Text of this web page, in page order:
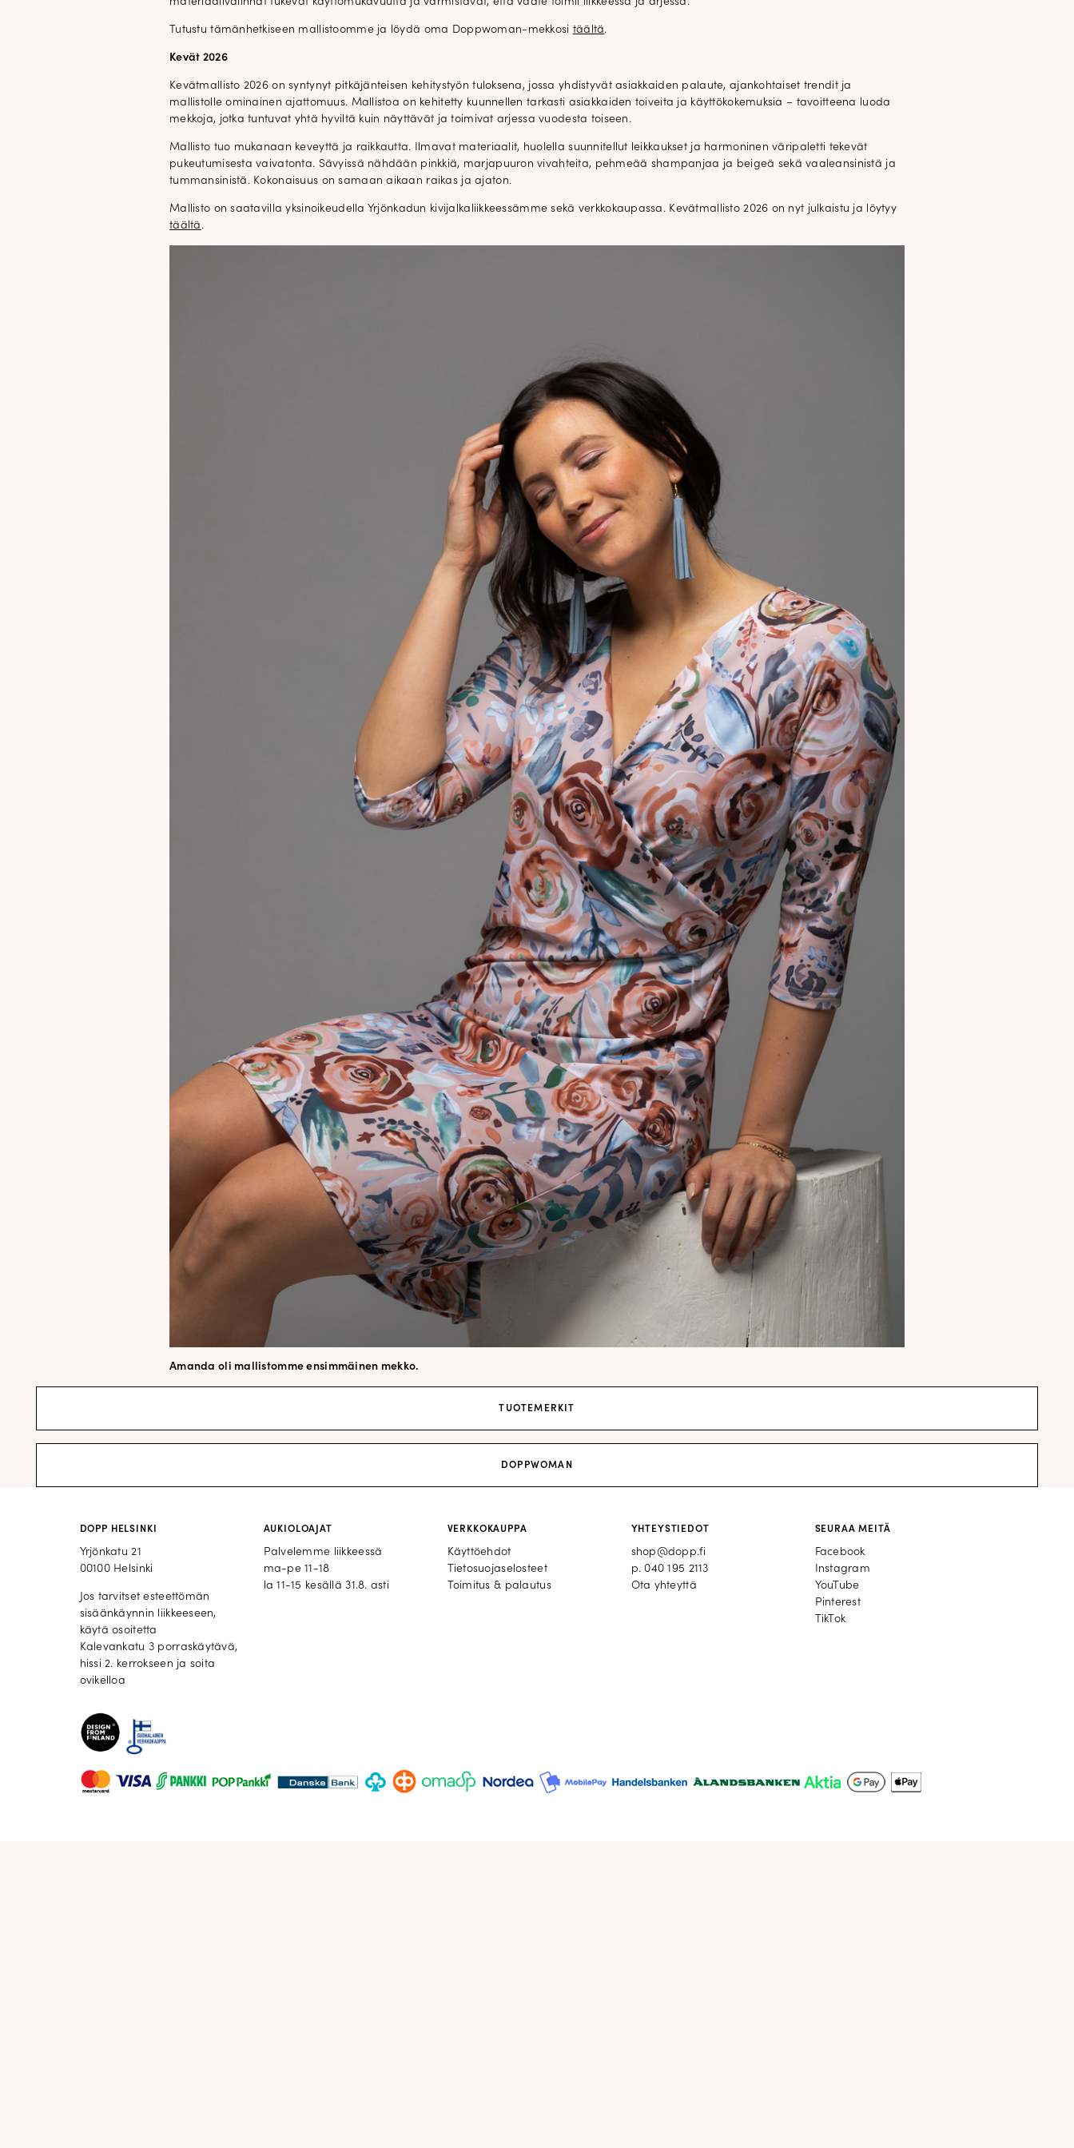
Tutustu tämänhetkiseen mallistoomme ja löydä oma Doppwoman-mekkosi täältä.
Kevät 2026
Kevätmallisto 2026 on syntynyt pitkäjänteisen kehitystyön tuloksena, jossa yhdistyvät asiakkaiden palaute, ajankohtaiset trendit ja
mallistolle ominainen ajattomuus. Mallistoa on kehitetty kuunnellen tarkasti asiakkaiden toiveita ja käyttökokemuksia – tavoitteena luoda
mekkoja, jotka tuntuvat yhtä hyviltä kuin näyttävät ja toimivat arjessa vuodesta toiseen.
Mallisto tuo mukanaan keveyttä ja raikkautta. Ilmavat materiaalit, huolella suunnitellut leikkaukset ja harmoninen väripaletti tekevät
pukeutumisesta vaivatonta. Sävyissä nähdään pinkkiä, marjapuuron vivahteita, pehmeää shampanjaa ja beigeä sekä vaaleansinistä ja
tummansinistä. Kokonaisuus on samaan aikaan raikas ja ajaton.
Mallisto on saatavilla yksinoikeudella Yrjönkadun kivijalkaliikkeessämme sekä verkkokaupassa. Kevätmallisto 2026 on nyt julkaistu ja löytyy
täältä .
Amanda oli mallistomme ensimmäinen mekko.
TUOTEMERKIT
DOPPWOMAN
DOPP HELSINKI
Yrjönkatu 21
00100 Helsinki
Jos tarvitset esteettömän
sisäänkäynnin liikkeeseen,
käytä osoitetta
Kalevankatu 3 porraskäytävä,
hissi 2. kerrokseen ja soita
ovikelloa
AUKIOLOAJAT
Palvelemme liikkeessä
ma-pe 11-18
la 11-15 kesällä 31.8. asti
VERKKOKAUPPA
Käyttöehdot
Tietosuojaselosteet
Toimitus & palautus
YHTEYSTIEDOT
shop@dopp.fi
p.040 195 2113
Ota yhteyttä
SEURAA MEITÄ
Facebook
Facebook
Instagram
Instagram
YouTube
YouTube
Pinterest
Pinterest
TikTok
TikTok
DOPP tyylikirje!
Tilaa tyylikirje ja inspiroidu ajattomasta
tyylistä sekä uusista näkökulmista
pukeutumiseen — arkeen ja juhlaan. Uutiset,
uutuudet ja ajattomat ideat saapuvat suoraan
sähköpostiisi!
Tilaa tyylikirje
✕